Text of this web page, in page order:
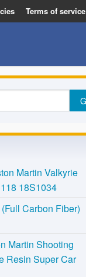
Terms of service
Martin Valkyrie
18S1034
Carbon Fiber)
Martin Shooting
Resin Super Car